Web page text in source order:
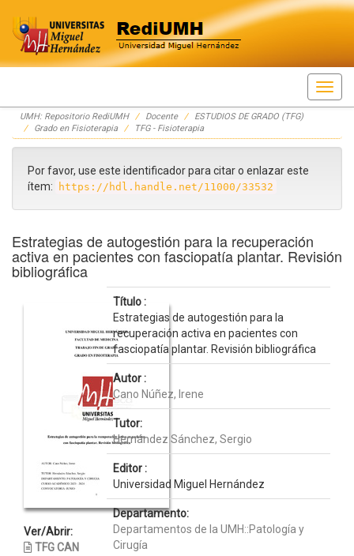
Skip
navigation
UMH: Repositorio RediUMH Docente
ESTUDIOS DE GRADO (TFG)
Grado en Fisioterapia
TFG - Fisioterapia
Por favor, use este identificador para citar o enlazar este
ítem:
https://hdl.handle.net/11000/33532
Estrategias de autogestión para la recuperación
activa en pacientes con fasciopatía plantar. Revisión
bibliográfica
Ver/Abrir:
TFG CAN
Título :
Estrategias de autogestión para la
recuperación activa en pacientes con
fasciopatía plantar. Revisión bibliográfica
Autor :
Cano Núñez, Irene
Tutor:
Hernández Sánchez, Sergio
Editor :
Universidad Miguel Hernández
Departamento:
Departamentos de la UMH::Patología y
Cirugía